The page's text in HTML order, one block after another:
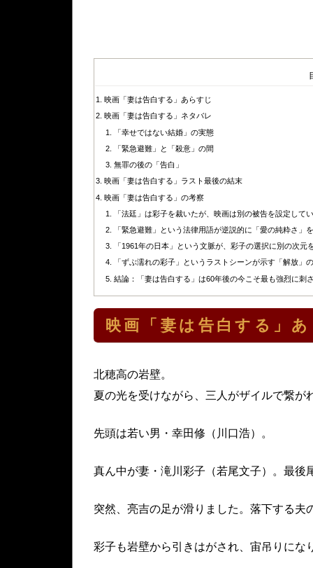
映画「妻は告白する」あらすじ
映画「妻は告白する」ネタバレ
「幸せではない結婚」の実態
「緊急避難」と「殺意」の間
無罪の後の「告白」
映画「妻は告白する」ラスト最後の結末
映画「妻は告白する」の考察
「法廷」は彩子を裁いたが、映画は別の被告を設定して
「緊急避難」という法律用語が逆説的に「愛の純粋さ」
「1961年の日本」という文脈が、彩子の選択に別の次元
「ずぶ濡れの彩子」というラストシーンが示す「解放」
結論：「妻は告白する」は60年後の今こそ最も強烈に刺
映画「妻は告白する」
北穂高の岩壁。
夏の光を受けながら、三人がザイルで繋が
先頭は若い男・幸田修（川口浩）。
真ん中が妻・滝川彩子（若尾文子）。最後
突然、亮吉の足が滑りました。落下する
彩子も岩壁から引きはがされ、宙吊りにな